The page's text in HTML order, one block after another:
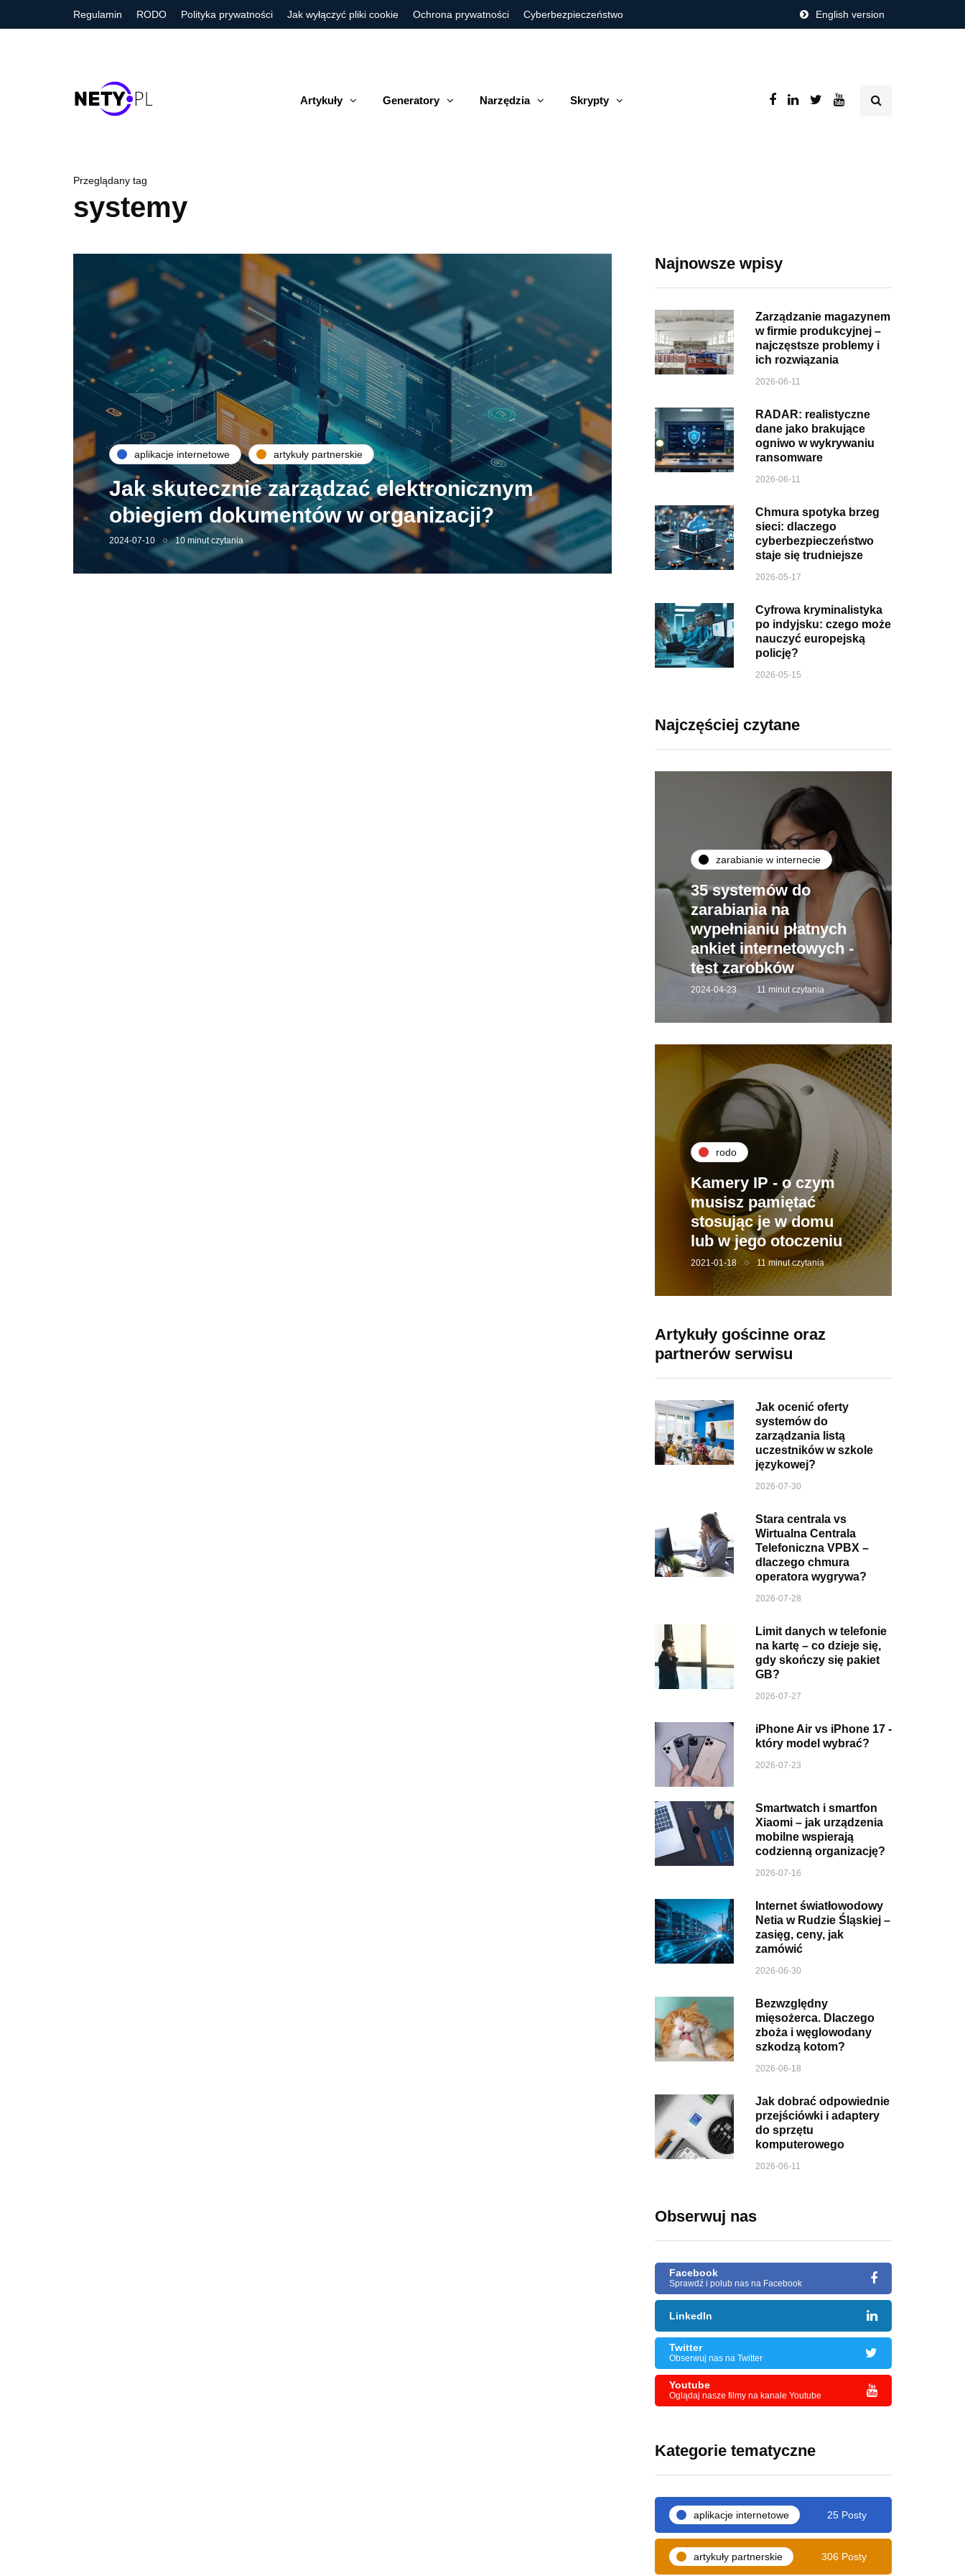
Regulamin RODO Polityka prywatności Jak wyłączyć pliki cookie Ochrona prywatności Cyberbezpieczeństwo English version
Artykuły Generatory Narzędzia Skrypty
Przeglądany tag
systemy
aplikacje internetowe artykuły partnerskie
Jak skutecznie zarządzać elektronicznym
obiegiem dokumentów w organizacji?
2024-07-10 10 minut czytania
Najnowsze wpisy
Zarządzanie magazynem
w firmie produkcyjnej –
najczęstsze problemy i
ich rozwiązania
2026-06-11
RADAR: realistyczne
dane jako brakujące
ogniwo w wykrywaniu
ransomware
2026-06-11
Chmura spotyka brzeg
sieci: dlaczego
cyberbezpieczeństwo
staje się trudniejsze
2026-05-17
Cyfrowa kryminalistyka
po indyjsku: czego może
nauczyć europejską
policję?
2026-05-15
Najczęściej czytane
zarabianie w internecie
35 systemów do
zarabiania na
wypełnianiu płatnych
ankiet internetowych -
test zarobków
2024-04-23 11 minut czytania
rodo
Kamery IP - o czym
musisz pamiętać
stosując je w domu
lub w jego otoczeniu
2021-01-18 11 minut czytania
Artykuły gościnne oraz
partnerów serwisu
Jak ocenić oferty
systemów do
zarządzania listą
uczestników w szkole
językowej?
2026-07-30
Stara centrala vs
Wirtualna Centrala
Telefoniczna VPBX –
dlaczego chmura
operatora wygrywa?
2026-07-28
Limit danych w telefonie
na kartę – co dzieje się,
gdy skończy się pakiet
GB?
2026-07-27
iPhone Air vs iPhone 17 -
który model wybrać?
2026-07-23
Smartwatch i smartfon
Xiaomi – jak urządzenia
mobilne wspierają
codzienną organizację?
2026-07-16
Internet światłowodowy
Netia w Rudzie Śląskiej –
zasięg, ceny, jak
zamówić
2026-06-30
Bezwzględny
mięsożerca. Dlaczego
zboża i węglowodany
szkodzą kotom?
2026-06-18
Jak dobrać odpowiednie
przejściówki i adaptery
do sprzętu
komputerowego
2026-06-11
Obserwuj nas
Facebook
Sprawdź i polub nas na Facebook
LinkedIn
Twitter
Obserwuj nas na Twitter
Youtube
Oglądaj nasze filmy na kanale Youtube
Kategorie tematyczne
aplikacje internetowe 25 Posty
artykuły partnerskie 306 Posty